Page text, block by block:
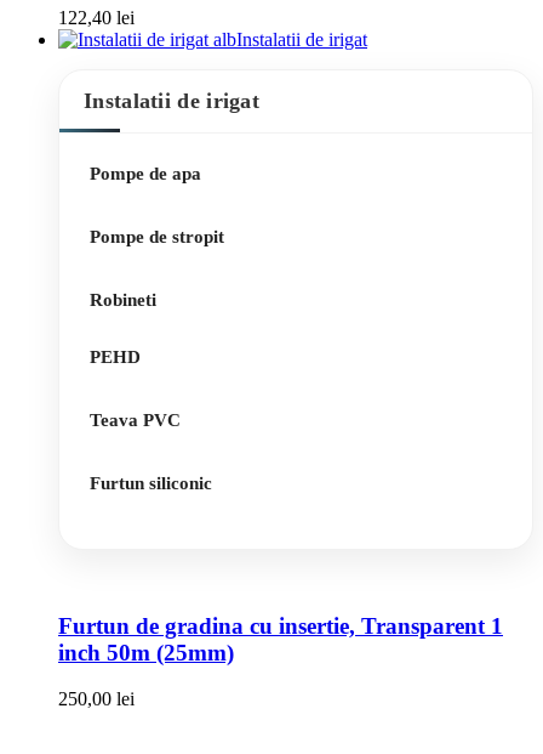
122,40 lei
Instalatii de irigat
Instalatii de irigat
Pompe de apa
Pompe de stropit
Robineti
PEHD
Teava PVC
Furtun siliconic
Furtun de gradina cu insertie, Transparent 1
inch 50m (25mm)
250,00 lei